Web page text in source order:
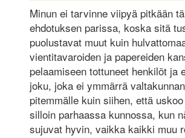
Minun ei tarvinne viipyä pitkään
ehdotuksen parissa, koska sitä
puolustavat muut kuin
vientitavaroiden ja papereiden
pelaamiseen tottuneet henkilöt ja
joku, joka ei ymmärrä
pitemmälle kuin siihen, että
silloin parhaassa kunnossa, kun
sujuvat hyvin, vaikka kaikki muu